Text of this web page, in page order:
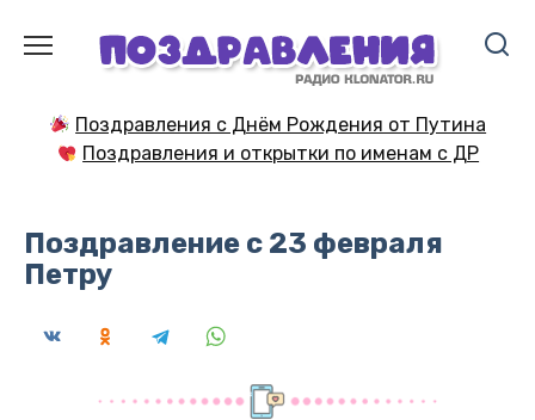
содержанию
Поздравления с Днём Рождения от Путина
Поздравления и открытки по именам с ДР
Поздравление с 23 февраля
Петру